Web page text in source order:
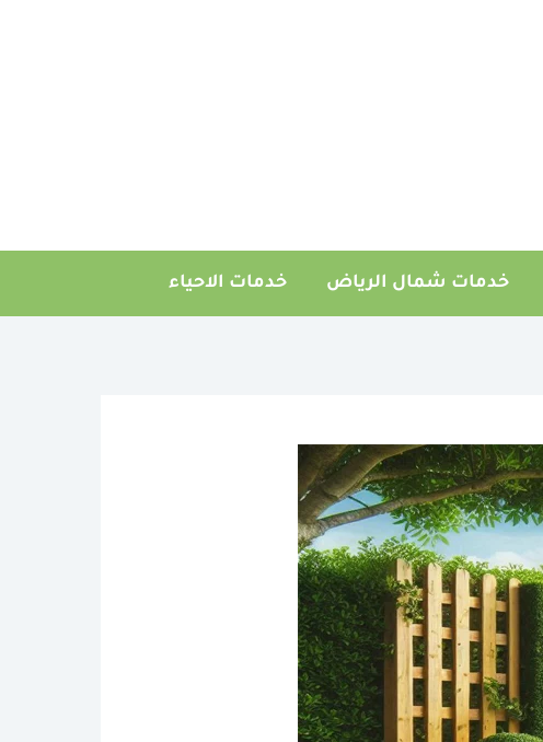
خدمات شمال الرياض خدمات الاحياء